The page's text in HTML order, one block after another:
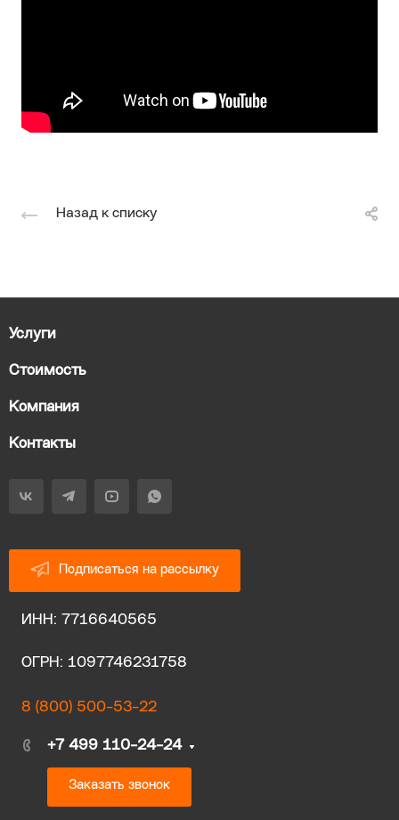
Назад к списку
Услуги
Стоимость
Компания
Контакты
Подписаться на рассылку
ИНН: 7716640565
ОГРН: 1097746231758
8 (800) 500-53-22
+7 499 110-24-24
Заказать звонок